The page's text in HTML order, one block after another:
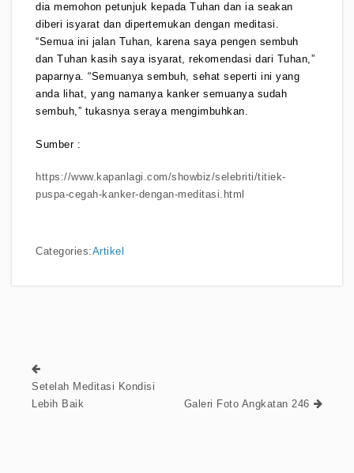
dia memohon petunjuk kepada Tuhan dan ia seakan
diberi isyarat dan dipertemukan dengan meditasi.
“Semua ini jalan Tuhan, karena saya pengen sembuh
dan Tuhan kasih saya isyarat, rekomendasi dari Tuhan,”
paparnya. “Semuanya sembuh, sehat seperti ini yang
anda lihat, yang namanya kanker semuanya sudah
sembuh,” tukasnya seraya mengimbuhkan.
Sumber :
https://www.kapanlagi.com/showbiz/selebriti/titiek-
puspa-cegah-kanker-dengan-meditasi.html
Categories:Artikel
Setelah Meditasi Kondisi
Lebih Baik
Galeri Foto Angkatan 246